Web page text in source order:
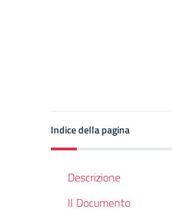
Indice della pagina
Descrizione
Il Documento